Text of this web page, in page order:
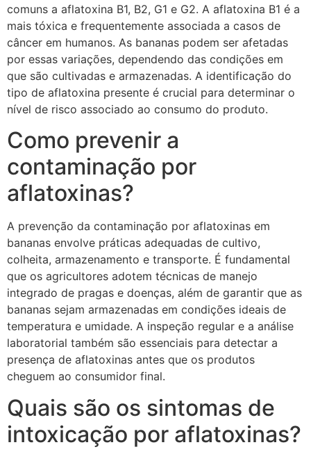
comuns a aflatoxina B1, B2, G1 e G2. A aflatoxina B1 é a
mais tóxica e frequentemente associada a casos de
câncer em humanos. As bananas podem ser afetadas
por essas variações, dependendo das condições em
que são cultivadas e armazenadas. A identificação do
tipo de aflatoxina presente é crucial para determinar o
nível de risco associado ao consumo do produto.
Como prevenir a
contaminação por
aflatoxinas?
A prevenção da contaminação por aflatoxinas em
bananas envolve práticas adequadas de cultivo,
colheita, armazenamento e transporte. É fundamental
que os agricultores adotem técnicas de manejo
integrado de pragas e doenças, além de garantir que as
bananas sejam armazenadas em condições ideais de
temperatura e umidade. A inspeção regular e a análise
laboratorial também são essenciais para detectar a
presença de aflatoxinas antes que os produtos
cheguem ao consumidor final.
Quais são os sintomas de
intoxicação por aflatoxinas?